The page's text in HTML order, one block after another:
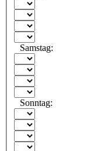
Samstag:
Sonntag: